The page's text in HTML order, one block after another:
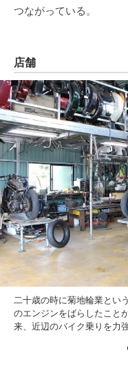
つながっている。
店舗
二十歳の時に菊地輪業とい
のエンジンをばらしたこと
来、近辺のバイク乗りを力